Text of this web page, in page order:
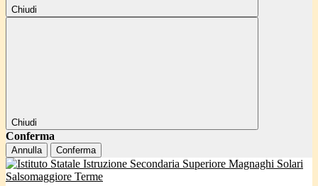
Chiudi
Chiudi
Conferma
Annulla Conferma